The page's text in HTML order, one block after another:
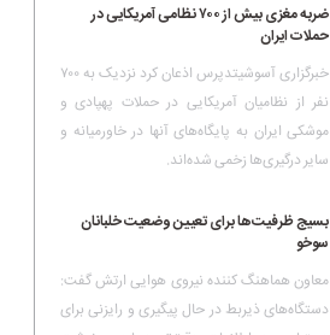
ضربه مغزی بیش از ۷۰۰ نظامی آمریکایی در
حملات ایران
خبرگزاری آسوشیتدپرس اذعان کرد نزدیک به ۷۰۰
نفر از نظامیان آمریکایی در حملات پهپادی و
موشکی ایران به پایگاه‌های‌ آنها در خاورمیانه و
سایر درگیری‌ها زخمی شده‌اند.
بسیج ظرفیت‌ها برای تعیین وضعیت خلبانان
سوخو
معاون هماهنگ کننده نیروی هوایی ارتش گفت:
دستگاه‌های ذیربط در حال پیگیری و رایزنی برای